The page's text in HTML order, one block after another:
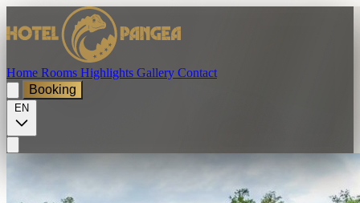
Home Rooms Highlights Gallery Contact
Booking
EN